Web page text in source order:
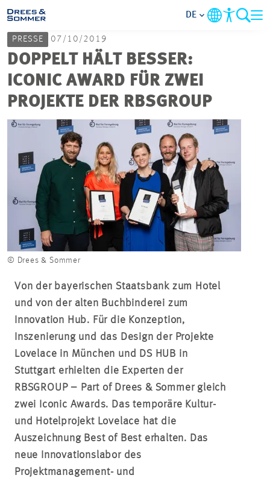
MARKETS
SERVICES
UNTERNEHMEN
IM FOKUS
KARRIERE
PROJEKTE
DE
PRESSE 07/10/2019
DOPPELT HÄLT BESSER:
ICONIC AWARD FÜR ZWEI
PROJEKTE DER RBSGROUP
© Drees & Sommer
Von der bayerischen Staatsbank zum Hotel
und von der alten Buchbinderei zum
Innovation Hub. Für die Konzeption,
Inszenierung und das Design der Projekte
Lovelace in München und DS HUB in
Stuttgart erhielten die Experten der
RBSGROUP – Part of Drees & Sommer gleich
zwei Iconic Awards. Das temporäre Kultur-
und Hotelprojekt Lovelace hat die
Auszeichnung Best of Best erhalten. Das
neue Innovationslabor des
Projektmanagement- und